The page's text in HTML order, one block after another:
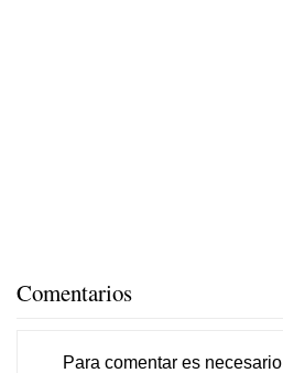
Comentarios
Para comentar es necesario